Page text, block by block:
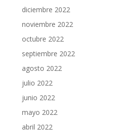
diciembre 2022
noviembre 2022
octubre 2022
septiembre 2022
agosto 2022
julio 2022
junio 2022
mayo 2022
abril 2022